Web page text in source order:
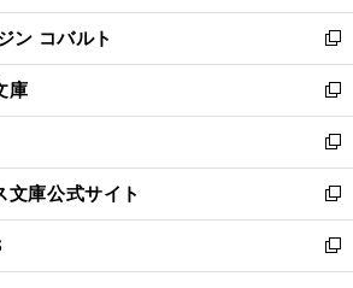
開
く
ウ
で
開
く
ン
ド
ウ
で
開
く
ウ
ィ
ン
ド
ウ
で
開
く
ン コバルト
新
し
い
ウ
ィ
ン
ド
ウ
で
開
庫
新
し
い
ウ
ィ
ン
ド
ウ
新
し
い
ウ
ィ
ン
文庫公式サイト
新
し
い
ウ
新
し